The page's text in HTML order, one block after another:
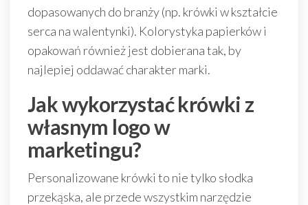
dopasowanych do branży (np. krówki w kształcie
serca na walentynki). Kolorystyka papierków i
opakowań również jest dobierana tak, by
najlepiej oddawać charakter marki.
Jak wykorzystać krówki z
własnym logo w
marketingu?
Personalizowane krówki to nie tylko słodka
przekąska, ale przede wszystkim narzędzie